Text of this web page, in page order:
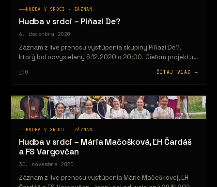
HUDBA V SRDCI - ZÁZNAM
Hudba v srdci – Piňazi De?
6. decembra 2020
Záznam z live prenosu vystúpenia skupiny Piňazi De?,
ktorý bol odvysielaný 6.12.2020 o 20:00. Cieľom projektu
0 ČÍTAJ VIAC →
HUDBA V SRDCI - ZÁZNAM
Hudba v srdci – Mária Mačošková, ĽH Čardáš
a FS Vargovčan
30. novembra 2020
Záznam z live prenosu vystúpenia Márie Mačoškovej, ĽH